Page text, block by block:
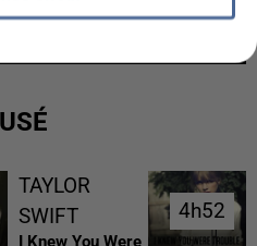
TAYLOR
SWIFT
I Knew You Were
4h52
4h52